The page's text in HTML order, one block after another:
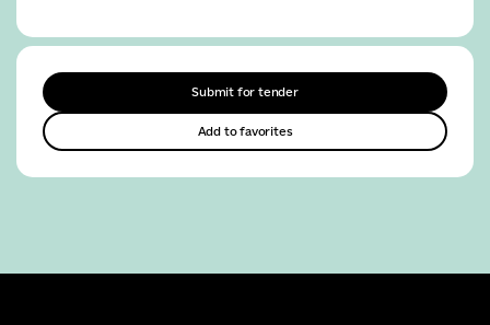
Submit for tender
Add to favorites